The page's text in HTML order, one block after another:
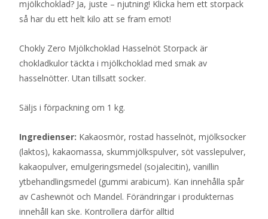
mjölkchoklad? Ja, juste – njutning! Klicka hem ett storpack
så har du ett helt kilo att se fram emot!
Chokly Zero Mjölkchoklad Hasselnöt Storpack är
chokladkulor täckta i mjölkchoklad med smak av
hasselnötter. Utan tillsatt socker.
Säljs i förpackning om 1 kg.
Ingredienser: Kakaosmör, rostad hasselnöt, mjölksocker
(laktos), kakaomassa, skummjölkspulver, söt vasslepulver,
kakaopulver, emulgeringsmedel (sojalecitin), vanillin
ytbehandlingsmedel (gummi arabicum). Kan innehålla spår
av Cashewnöt och Mandel. Förändringar i produkternas
innehåll kan ske. Kontrollera därför alltid